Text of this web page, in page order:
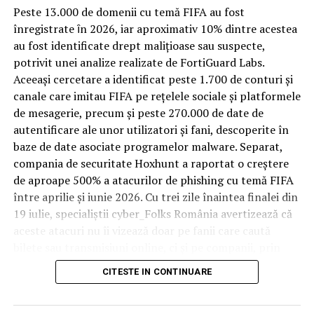
Spre diferență de o locuință obișnuită, o cameră de hotel
trece printr-un ciclu de utilizare intensă: oaspeți diferiți,
bagaje trase pe roți, curățenie zilnică, uneori mai multe
rezervări consecutive în aceeași săptămână. Această
frecvență ridicată de utilizare pune presiune reală pe
orice suprafață, iar pardoseala este printre primele
elemente afectate vizibil, mai ales în zona din jurul
patului și a ușii de acces.
În etapa de renovare sau construcție, administratorii
care iau în calcul mocheta trafic intens
pentru zonele
cu rotație mare reduc riscul de uzură prematură și de
decolorare vizibilă în punctele de trecere frecventă. Este
o decizie care ține mai puțin de stil și mai mult de
după primele sezoane de utilizare intensă.
Peste 13.000 de domenii cu temă FIFA au fost
înregistrate ȋn 2026, iar aproximativ 10% dintre acestea
au fost identificate drept malițioase sau suspecte,
potrivit unei analize realizate de FortiGuard Labs.
Aceeași cercetare a identificat peste 1.700 de conturi și
canale care imitau FIFA pe rețelele sociale și platformele
de mesagerie, precum și peste 270.000 de date de
autentificare ale unor utilizatori și fani, descoperite în
baze de date asociate programelor malware. Separat,
compania de securitate Hoxhunt a raportat o creștere
de aproape 500% a atacurilor de phishing cu temă FIFA
între aprilie și iunie 2026. Cu trei zile înaintea finalei din
19 iulie, specialiștii cyber_Folks România avertizează că
conturile, dispozitivele și infrastructura digitală
utilizate de angajați.
CITESTE IN CONTINUARE